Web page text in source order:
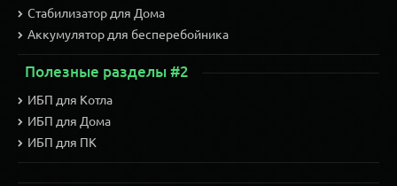
Стабилизатор для Дома
Аккумулятор для бесперебойника
Полезные разделы #2
ИБП для Котла
ИБП для Дома
ИБП для ПК